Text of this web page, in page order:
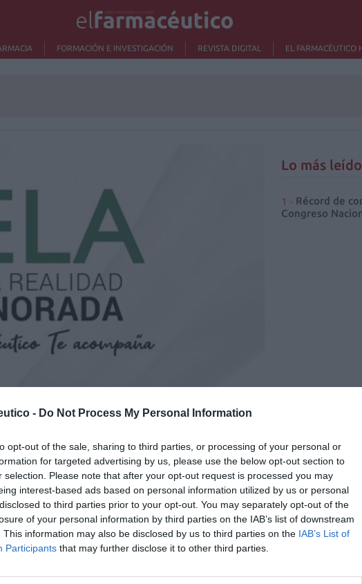
- Do Not Process My Personal Information
opt-out of the sale, sharing to third parties, or processing of your personal or
for targeted advertising by us, please use the below opt-out section to
selection. Please note that after your opt-out request is processed you may
interest-based ads based on personal information utilized by us or personal
to third parties prior to your opt-out. You may separately opt-out of the
of your personal information by third parties on the IAB’s list of downstream
This information may also be disclosed by us to third parties on the IAB’s List of
Participants that may further disclose it to other third parties.
FORMACIÓN E INVESTIGACIÓN REVISTA DIGITAL EL FARMACÉUTICO
suman al Día Mundial
2019
Lateral Amiotrófica (ELA), una celebración que
y apoyar a las personas enfermas para concienciar
en el día a día.
estarán alerta ante posibles
Lo más leído
Récord de
Congreso